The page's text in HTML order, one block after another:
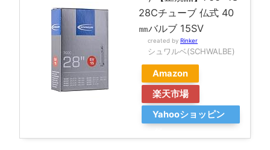
28Cチューブ 仏式 40
㎜バルブ 15SV
created by Rinker
シュワルベ(SCHWALBE)
Amazon
楽天市場
Yahooショッピン